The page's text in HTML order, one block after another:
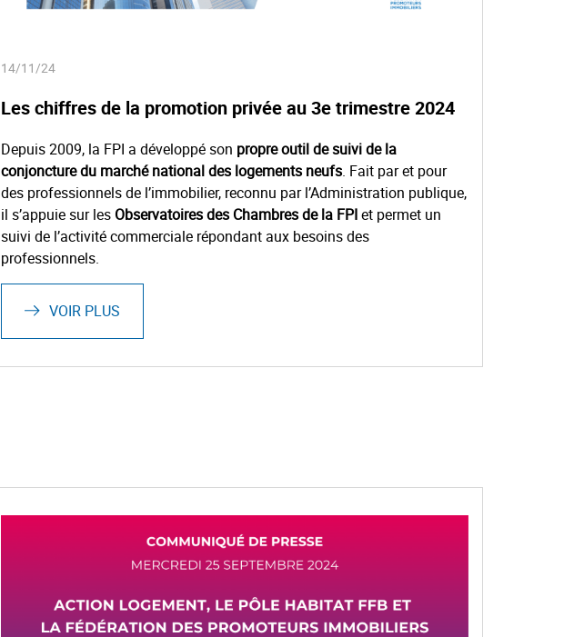
14/11/24
Les chiffres de la promotion privée au 3e trimestre 2024
Depuis 2009, la FPI a développé son propre outil de suivi de la
conjoncture du marché national des logements neufs. Fait par et pour
des professionnels de l’immobilier, reconnu par l’Administration publique,
il s’appuie sur les Observatoires des Chambres de la FPIet permet un
suivi de l’activité commerciale répondant aux besoins des
professionnels.
VOIR PLUS